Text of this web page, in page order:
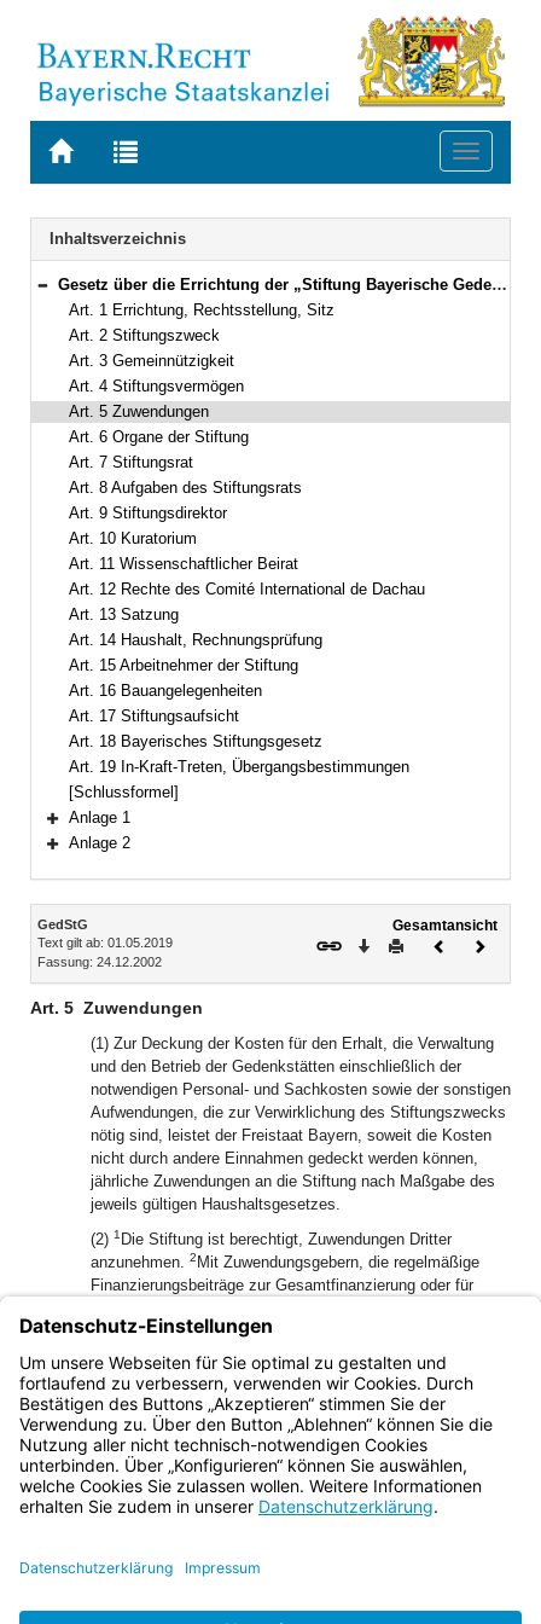
Zur
BAYERN.RECHT
Zur
letzten
Suche
Toggle
Navigation
Inhaltsverzeichnis
Bereich reduzieren
Gesetz über die Errichtung der „Stiftung Bayerische Gedenkstätten“ (Gedenkstättenstiftungsgesetz – GedStG) Vom 24. Dezember 2002 (GVBl. S. 931) BayRS 282-2-12-K (Art. 1–19)
Art. 1 Errichtung, Rechtsstellung, Sitz
Art. 2 Stiftungszweck
Art. 3 Gemeinnützigkeit
Art. 4 Stiftungsvermögen
Art. 5 Zuwendungen
Art. 6 Organe der Stiftung
Art. 7 Stiftungsrat
Art. 8 Aufgaben des Stiftungsrats
Art. 9 Stiftungsdirektor
Art. 10 Kuratorium
Art. 11 Wissenschaftlicher Beirat
Art. 12 Rechte des Comité International de Dachau
Art. 13 Satzung
Art. 14 Haushalt, Rechnungsprüfung
Art. 15 Arbeitnehmer der Stiftung
Art. 16 Bauangelegenheiten
Art. 17 Stiftungsaufsicht
Art. 18 Bayerisches Stiftungsgesetz
Art. 19 In-Kraft-Treten, Übergangsbestimmungen
[Schlussformel]
Bereich erweitern
Anlage 1
Anlage 2
Inhalt
GedStG
Text gilt ab: 01.05.2019
Fassung: 24.12.2002
Gesamtansicht
Download
DruckenVorheriges
Art. 5 Zuwendungen
(1) Zur Deckung der Kosten für den Erhalt, die Verwaltung
und den Betrieb der Gedenkstätten einschließlich der
notwendigen Personal- und Sachkosten sowie der sonstigen
Aufwendungen, die zur Verwirklichung des Stiftungszwecks
nötig sind, leistet der Freistaat Bayern, soweit die Kosten
nicht durch andere Einnahmen gedeckt werden können,
jährliche Zuwendungen an die Stiftung nach Maßgabe des
jeweils gültigen Haushaltsgesetzes.
(2) 1 Die Stiftung ist berechtigt, Zuwendungen Dritter
anzunehmen. 2 Mit Zuwendungsgebern, die regelmäßige
Finanzierungsbeiträge zur Gesamtfinanzierung oder für
vertragliche Vereinbarungen getroffen werden.
(3) Sämtliche Zuwendungen dürfen nur für den
Stiftungszweck verwendet werden.
Bayern.de
BayernPortal
Impressum